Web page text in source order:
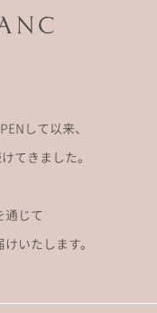
して以来、
てきました。
通じて
いたします。